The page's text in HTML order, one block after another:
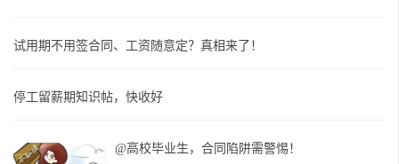
试用期不用签合同、工资随意定？真相来了！
停工留薪期知识帖，快收好
@高校毕业生，合同陷阱需警惕！